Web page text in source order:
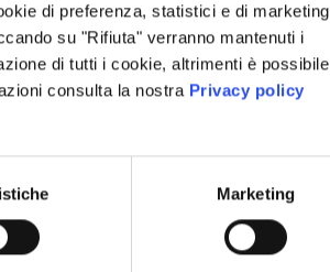
di preferenza, statistici e di marketing
su "Rifiuta" verranno mantenuti i
di tutti i cookie, altrimenti è possibile
consulta la nostra Privacy policy
Marketing
un po’
ci avevano
per il periodo
adolescenza.
giugno (4)
maggio (4)
aprile (3)
2025(86)
2024(95)